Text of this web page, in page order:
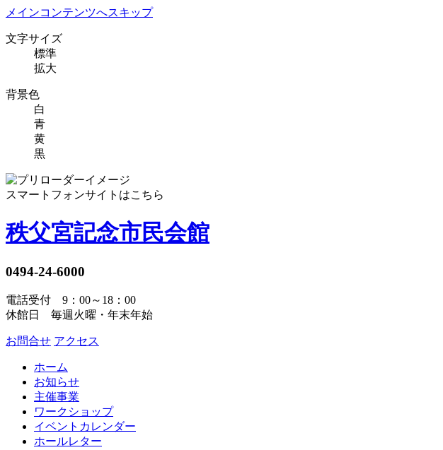
メインコンテンツへスキップ
文字サイズ
標準
拡大
背景色
白
青
黄
黒
スマートフォンサイトはこちら
秩父宮記念市民会館
0494-24-6000
電話受付 9：00～18：00
休館日 毎週火曜・年末年始
お問合せ アクセス
ホーム
お知らせ
主催事業
ワークショップ
イベントカレンダー
ホールレター